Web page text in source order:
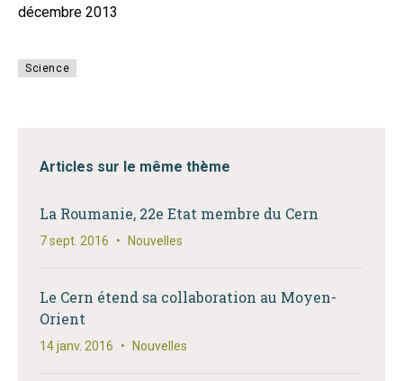
décembre 2013
Science
Articles sur le même thème
La Roumanie, 22e Etat membre du Cern
7 sept. 2016 • Nouvelles
Le Cern étend sa collaboration au Moyen-
Orient
14 janv. 2016 • Nouvelles